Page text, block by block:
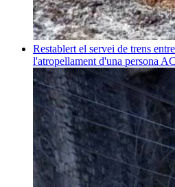
Restablert el servei de trens
l'atropellament d'una persona